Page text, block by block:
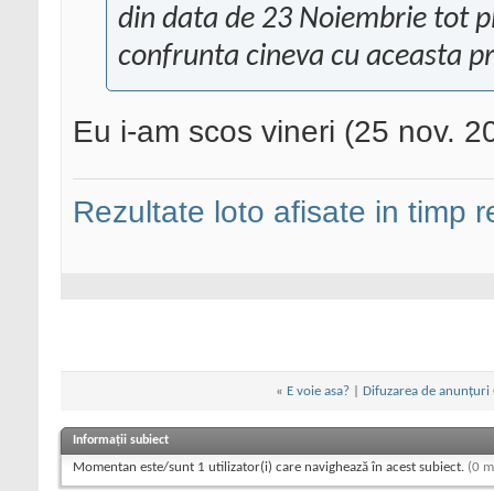
din data de 23 Noiembrie tot
confrunta cineva cu aceasta
Eu i-am scos vineri (25 nov.
Rezultate loto afisate in timp
« E voie asa?| Difuzarea de anunțuri
Informații subiect
Momentan este/sunt 1 utilizator(i) care navighează în acest subiect. (0